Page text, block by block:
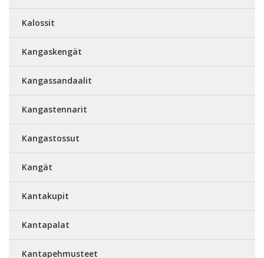
Kalossit
Kangaskengät
Kangassandaalit
Kangastennarit
Kangastossut
Kangät
Kantakupit
Kantapalat
Kantapehmusteet